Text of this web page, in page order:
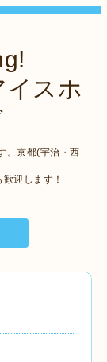
イスホ
。京都(宇治・西
迎します！